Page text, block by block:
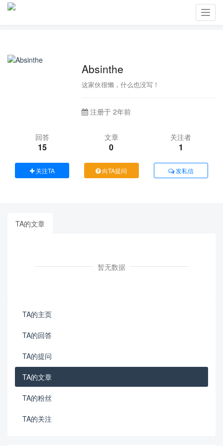
Absinthe
这家伙很懒，什么也没写！
注册于 2年前
回答
15
文章
0
关注者
1
关注TA 向TA提问 发私信
TA的文章
暂无数据
TA的主页
TA的回答
TA的提问
TA的文章
TA的粉丝
TA的关注